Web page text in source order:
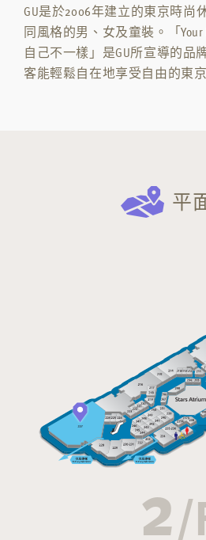
GU是於2006年建立的東京時尚
同風格的男、女及童裝。「Your
自己不一樣」是GU所宣導的品
客能輕鬆自在地享受自由的東
平
2/